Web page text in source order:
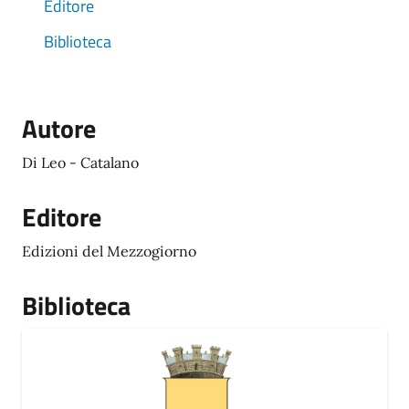
Editore
Biblioteca
Autore
Di Leo - Catalano
Editore
Edizioni del Mezzogiorno
Biblioteca